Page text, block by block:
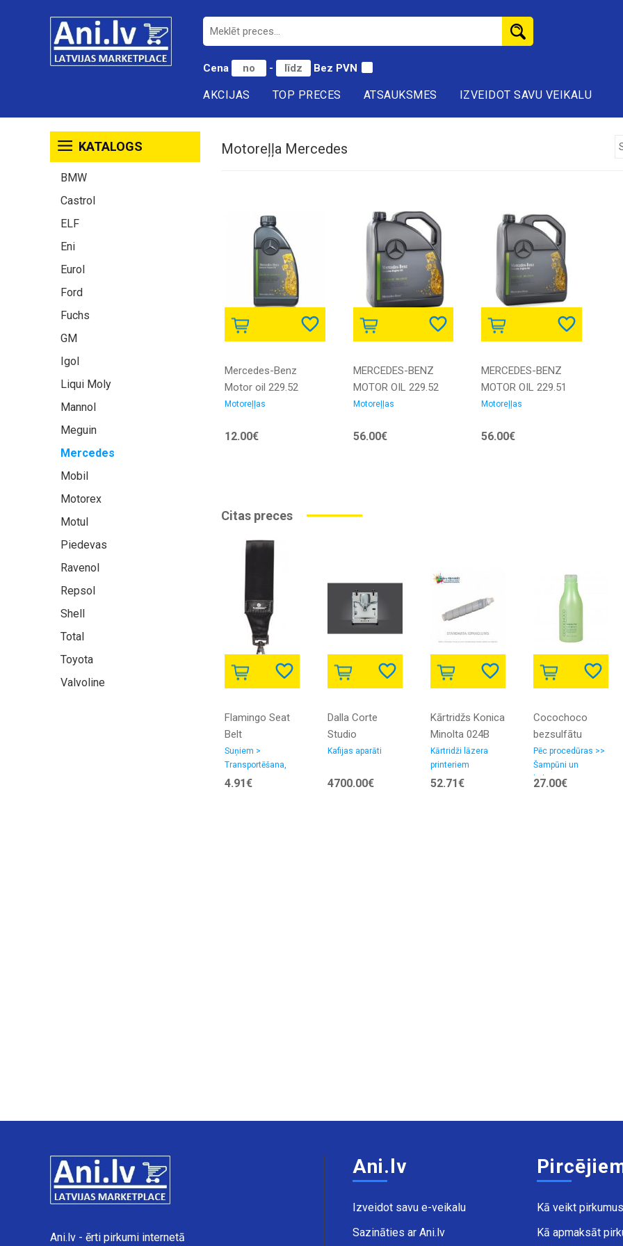
Cena - Bez PVN
AKCIJAS TOP PRECES ATSAUKSMES IZVEIDOT SAVU VEIKALU
KATALOGS
BMW
Castrol
ELF
Eni
Eurol
Ford
Fuchs
GM
Igol
Liqui Moly
Mannol
Meguin
Mercedes
Mobil
Motorex
Motul
Piedevas
Ravenol
Repsol
Shell
Total
Toyota
Valvoline
Motoreļļa Mercedes
Mercedes-Benz
Motor oil 229.52
5w30 1L Motoreļļa
Motoreļļas
12.00€
MERCEDES-BENZ
MOTOR OIL 229.52
5W30 5L Motoreļļa
Motoreļļas
56.00€
MERCEDES-BENZ
MOTOR OIL 229.51
5W30 5L Motoreļļa
Motoreļļas
56.00€
Citas preces
Flamingo Seat
Belt
Attachment,
23cm / 50mm
Suņiem >
Transportēšana,
ceļošana >
4.91€
Dalla Corte
Studio
Kafijas aparāti
4700.00€
Kārtridžs Konica
Minolta 024B
Melns (TN511)
Kārtridži lāzera
printeriem
52.71€
Cocochoco
bezsulfātu
šampūns 400ml
Pēc procedūras >>
Šampūni un
balzāmi
27.00€
Ani.lv - ērti pirkumi internetā
Ani.lv
Izveidot savu e-veikalu
Sazināties ar Ani.lv
Kā veikt pirkumus
Kā apmaksāt